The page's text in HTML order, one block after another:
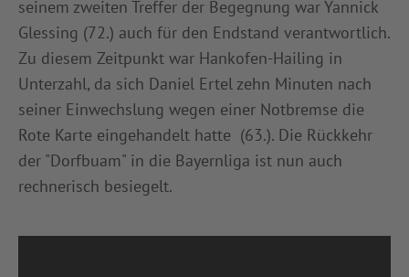
seinem zweiten Treffer der Begegnung war Yannick
Glessing (72.) auch für den Endstand verantwortlich.
Zu diesem Zeitpunkt war Hankofen-Hailing in
Unterzahl, da sich Daniel Ertel zehn Minuten nach
seiner Einwechslung wegen einer Notbremse die
Rote Karte eingehandelt hatte (63.). Die Rückkehr
der "Dorfbuam" in die Bayernliga ist nun auch
rechnerisch besiegelt.